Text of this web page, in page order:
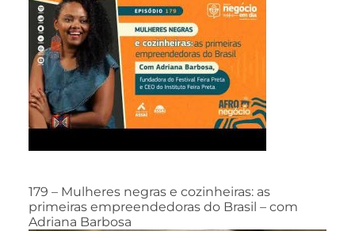
179 – Mulheres negras e cozinheiras: as
primeiras empreendedoras do Brasil – com
Adriana Barbosa